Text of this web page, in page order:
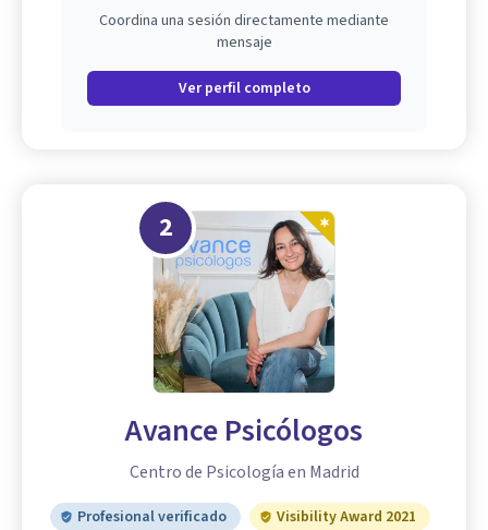
Coordina una sesión directamente mediante
mensaje
Ver perfil completo
2
Avance Psicólogos
Centro de Psicología en Madrid
Profesional verificado
Visibility Award 2021